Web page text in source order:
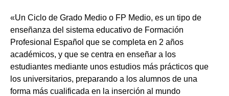
«Un Ciclo de Grado Medio o FP Medio, es un tipo de
enseñanza del sistema educativo de Formación
Profesional Español que se completa en 2 años
académicos, y que se centra en enseñar a los
estudiantes mediante unos estudios más prácticos que
los universitarios, preparando a los alumnos de una
forma más cualificada en la inserción al mundo